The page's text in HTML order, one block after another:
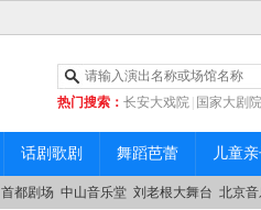
热门搜索： 长安大戏院 国家大剧院
|中山音乐堂
话剧歌剧 舞蹈芭蕾 儿童
首都剧场 中山音乐堂 刘老根大舞台 北京